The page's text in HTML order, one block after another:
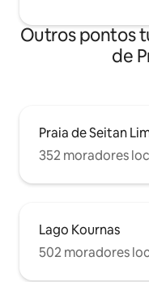
Outros pontos
de
Praia de Seitan
352 moradores
Lago Kournas
502 moradores